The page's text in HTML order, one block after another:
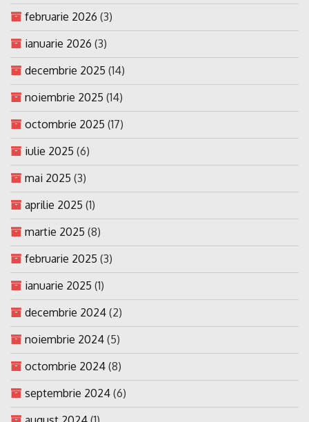
februarie 2026 (3)
ianuarie 2026 (3)
decembrie 2025 (14)
noiembrie 2025 (14)
octombrie 2025 (17)
iulie 2025 (6)
mai 2025 (3)
aprilie 2025 (1)
martie 2025 (8)
februarie 2025 (3)
ianuarie 2025 (1)
decembrie 2024 (2)
noiembrie 2024 (5)
octombrie 2024 (8)
septembrie 2024 (6)